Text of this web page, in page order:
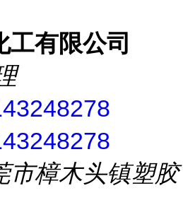
工有限公司
市樟木头镇塑胶